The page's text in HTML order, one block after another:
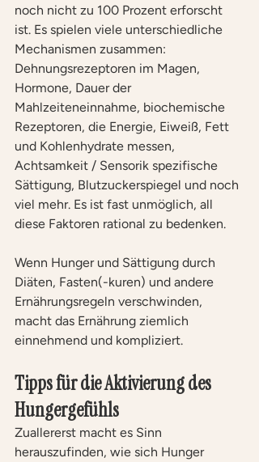
noch nicht zu 100 Prozent erforscht
ist. Es spielen viele unterschiedliche
Mechanismen zusammen:
Dehnungsrezeptoren im Magen,
Hormone, Dauer der
Mahlzeiteneinnahme, biochemische
Rezeptoren, die Energie, Eiweiß, Fett
und Kohlenhydrate messen,
Achtsamkeit / Sensorik spezifische
Sättigung, Blutzuckerspiegel und noch
viel mehr. Es ist fast unmöglich, all
diese Faktoren rational zu bedenken.
Wenn Hunger und Sättigung durch
Diäten, Fasten(-kuren) und andere
Ernährungsregeln verschwinden,
macht das Ernährung ziemlich
einnehmend und kompliziert.
Tipps für die Aktivierung des
Hungergefühls
Zuallererst macht es Sinn
herauszufinden, wie sich Hunger